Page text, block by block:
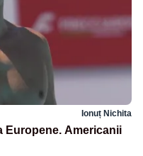
Ionuț Nichita
Europene. Americanii